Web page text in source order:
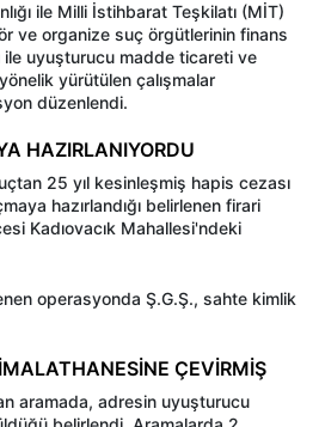
ile Milli İstihbarat Teşkilatı (MİT)
ve organize suç örgütlerinin finans
ile uyuşturucu madde ticareti ve
yürütülen çalışmalar
düzenlendi.
HAZIRLANIYORDU
25 yıl kesinleşmiş hapis cezası
hazırlandığı belirlenen firari
Kadıovacık Mahallesi'ndeki
operasyonda Ş.G.Ş., sahte kimlik
ÇEVİRMİŞ
aramada, adresin uyuşturucu